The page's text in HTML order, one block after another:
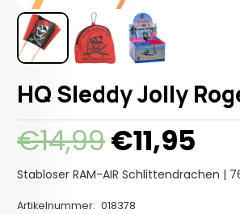
HQ Sleddy Jolly
€14,99 Preis
war:
€14,99
€11,95
ist:
Stabloser RAM-AIR Schlittendrachen |
Artikelnummer: 018378